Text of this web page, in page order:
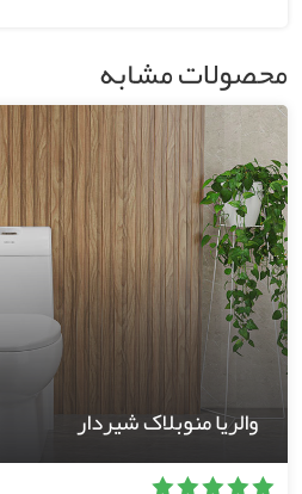
محصولات مشابه
والریا منوبلاک شیردار